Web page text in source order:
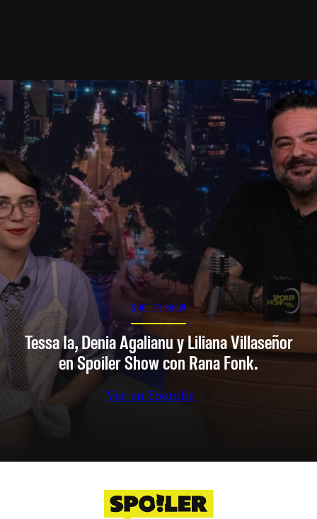
SPOILER SHOW
Tessa Ia, Denia Agalianu y Liliana Villaseñor
en Spoiler Show con Rana Fonk.
Ver en Youtube